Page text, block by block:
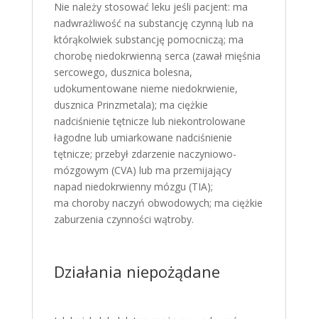
Nie należy stosować leku jeśli pacjent: ma
nadwrażliwość na substancję czynną lub na
którąkolwiek substancję pomocniczą; ma
chorobę niedokrwienną serca (zawał mięśnia
sercowego, dusznica bolesna,
udokumentowane nieme niedokrwienie,
dusznica Prinzmetala); ma ciężkie
nadciśnienie tętnicze lub niekontrolowane
łagodne lub umiarkowane nadciśnienie
tętnicze; przebył zdarzenie naczyniowo-
mózgowym (CVA) lub ma przemijający
napad niedokrwienny mózgu (TIA);
ma choroby naczyń obwodowych; ma ciężkie
zaburzenia czynności wątroby.
Działania niepożądane